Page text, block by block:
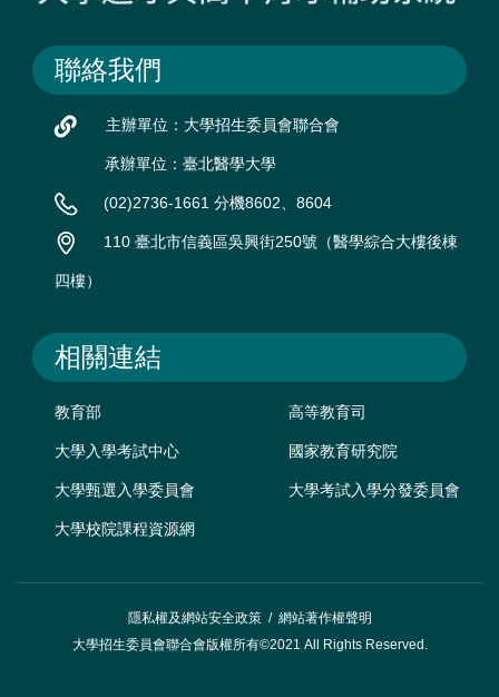
聯絡我們
主辦單位：大學招生委員會聯合會
承辦單位：臺北醫學大學
(02)2736-1661 分機8602、8604
110 臺北市信義區吳興街250號（醫學綜合大樓後棟
四樓）
相關連結
教育部 高等教育司
大學入學考試中心 國家教育研究院
大學甄選入學委員會 大學考試入學分發委員會
大學校院課程資源網
隱私權及網站安全政策/ 網站著作權聲明
大學招生委員會聯合會版權所有©2021 All Rights Reserved.